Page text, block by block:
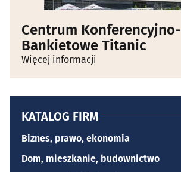
Centrum Konferencyjno-
Bankietowe Titanic
Więcej informacji
KATALOG FIRM
Biznes, prawo, ekonomia
Dom, mieszkanie, budownictwo